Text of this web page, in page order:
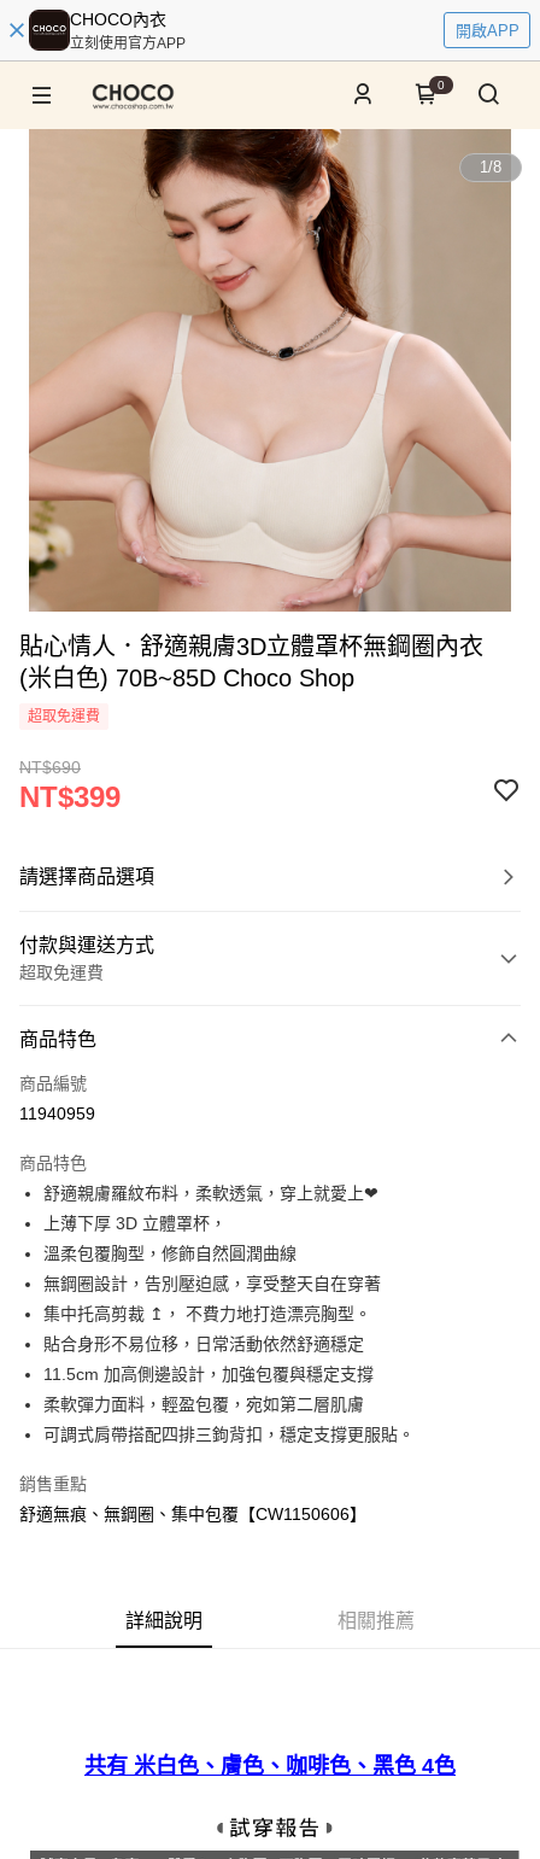
CHOCO內衣
立刻使用官方APP
開啟APP
0
1/8
貼心情人．舒適親膚3D立體罩杯無鋼圈內衣
(米白色) 70B~85D Choco Shop
超取免運費
NT$690
NT$399
請選擇商品選項
付款與運送方式
超取免運費
信用卡一次付款
超商取貨付款
Apple Pay
ATM付款
運送方式
付款後全家取貨
免運費
7-11付款取貨
免運費
商品特色
商品編號
11940959
商品特色
舒適親膚羅紋布料，柔軟透氣，穿上就愛上❤
上薄下厚 3D 立體罩杯，
溫柔包覆胸型，修飾自然圓潤曲線
無鋼圈設計，告別壓迫感，享受整天自在穿著
集中托高剪裁 ↥， 不費力地打造漂亮胸型。
貼合身形不易位移，日常活動依然舒適穩定
11.5cm 加高側邊設計，加強包覆與穩定支撐
柔軟彈力面料，輕盈包覆，宛如第二層肌膚
可調式肩帶搭配四排三鉤背扣，穩定支撐更服貼。
銷售重點
舒適無痕、無鋼圈、集中包覆【CW1150606】
詳細說明 相關推薦
共有 米白色、膚色、咖啡色、黑色 4色